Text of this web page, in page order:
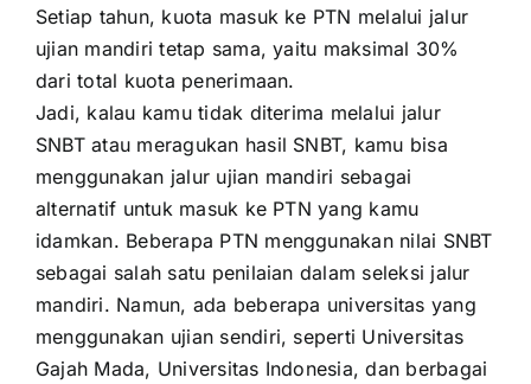
Setiap tahun, kuota masuk ke PTN melalui jalur
ujian mandiri tetap sama, yaitu maksimal 30%
dari total kuota penerimaan.
Jadi, kalau kamu tidak diterima melalui jalur
SNBT atau meragukan hasil SNBT, kamu bisa
menggunakan jalur ujian mandiri sebagai
alternatif untuk masuk ke PTN yang kamu
idamkan. Beberapa PTN menggunakan nilai SNBT
sebagai salah satu penilaian dalam seleksi jalur
mandiri. Namun, ada beberapa universitas yang
menggunakan ujian sendiri, seperti Universitas
Gajah Mada, Universitas Indonesia, dan berbagai